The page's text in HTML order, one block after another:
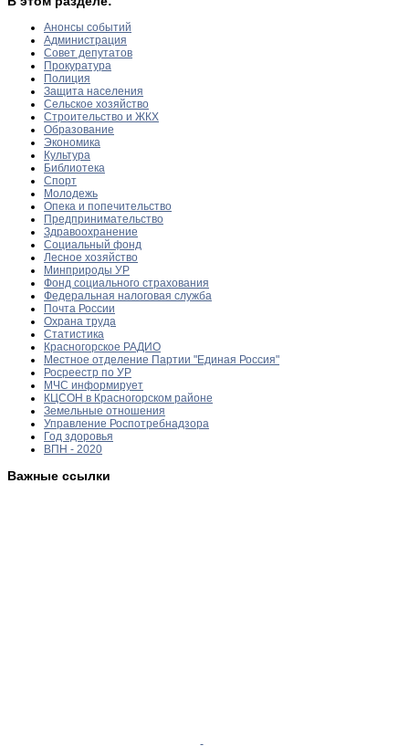
Анонсы событий
Администрация
Совет депутатов
Прокуратура
Полиция
Защита населения
Сельское хозяйство
Строительство и ЖКХ
Образование
Экономика
Культура
Библиотека
Спорт
Молодежь
Опека и попечительство
Предпринимательство
Здравоохранение
Социальный фонд
Лесное хозяйство
Минприроды УР
Фонд социального страхования
Федеральная налоговая служба
Почта России
Охрана труда
Статистика
Красногорское РАДИО
Местное отделение Партии "Единая Россия"
Росреестр по УР
МЧС информирует
КЦСОН в Красногорском районе
Земельные отношения
Управление Роспотребнадзора
Год здоровья
ВПН - 2020
Важные ссылки